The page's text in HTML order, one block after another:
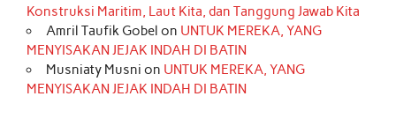
Konstruksi Maritim, Laut Kita, dan Tanggung Jawab Kita
Amril Taufik Gobel on UNTUK MEREKA, YANG
MENYISAKAN JEJAK INDAH DI BATIN
Musniaty Musni on UNTUK MEREKA, YANG
MENYISAKAN JEJAK INDAH DI BATIN